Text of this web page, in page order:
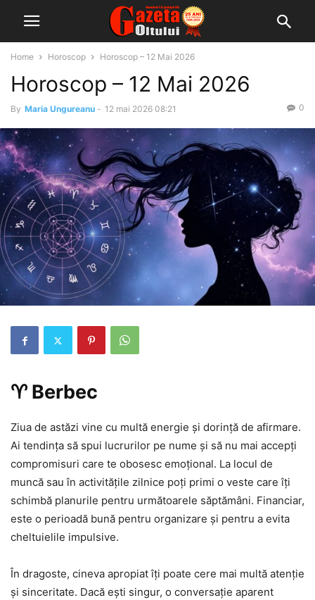
Home Horoscop Horoscop – 12 Mai 2026
Horoscop – 12 Mai 2026
By Maria Ungureanu - 12 mai 2026 08:21 0
♈ Berbec
Ziua de astăzi vine cu multă energie și dorință de afirmare.
Ai tendința să spui lucrurilor pe nume și să nu mai accepți
compromisuri care te obosesc emoțional. La locul de
muncă sau în activitățile zilnice poți primi o veste care îți
schimbă planurile pentru următoarele săptămâni. Financiar,
este o perioadă bună pentru organizare și pentru a evita
cheltuielile impulsive.
În dragoste, cineva apropiat îți poate cere mai multă atenție
și sinceritate. Dacă ești singur, o conversație aparent